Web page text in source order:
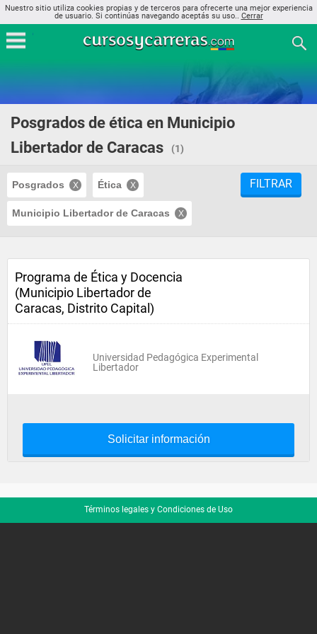
Nuestro sitio utiliza cookies propias y de terceros para ofrecerte una mejor experiencia
de usuario. Si continúas navegando aceptás su uso.. Cerrar
Posgrados de ética en Municipio
Libertador de Caracas
(1)
Posgrados Ética
Municipio Libertador de Caracas
FILTRAR
Programa de Ética y Docencia
(Municipio Libertador de
Caracas, Distrito Capital)
Universidad Pedagógica Experimental
Libertador
Solicitar información
Términos legales y Condiciones de Uso